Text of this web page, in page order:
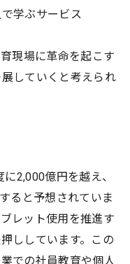
学ぶサービス
現場に革命を起こす
していくと考えられ
2,000億円を越え、
ると予想されていま
レット使用を推進す
ししています。この
での社員教育や個人